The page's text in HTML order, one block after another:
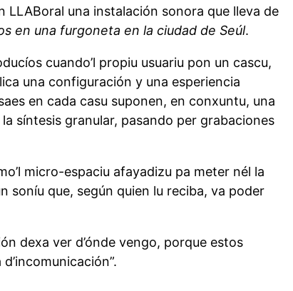
una instalación sonora que lleva de
en una furgoneta en la ciudad de Seúl.
cuando’l propiu usuariu pon un cascu,
una configuración y una esperiencia
en cada casu suponen, en conxuntu, una
síntesis granular, pasando per grabaciones
micro-espaciu afayadizu pa meter nél la
soníu que, según quien lu reciba, va poder
dexa ver d’ónde vengo, porque estos